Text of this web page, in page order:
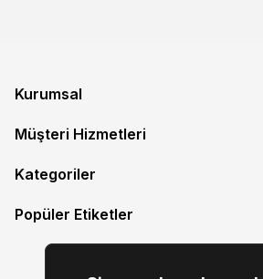
Kurumsal
Müşteri Hizmetleri
Kategoriler
Popüler Etiketler